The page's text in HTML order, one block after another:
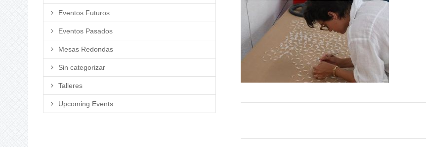
Eventos Futuros
Eventos Pasados
Mesas Redondas
Sin categorizar
Talleres
Upcoming Events